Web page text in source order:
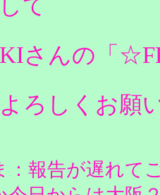
て
さんの「
ろしくお願
：報告が遅れて